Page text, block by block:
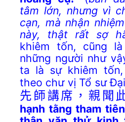
tâm lớn, nhưng vì
cạn, mà nhận
này, thật rất sợ
khiêm tốn, cũng
những người như
ta là sự khiêm
theo chư vị Tổ sư
先師講席，親聞
hạnh tằng tham